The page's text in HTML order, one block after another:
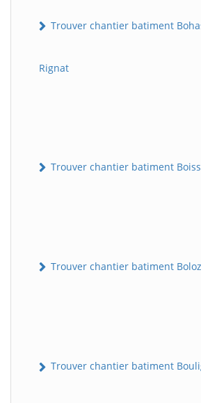
Trouver chantier batiment
Rignat
Trouver chantier batiment
Trouver chantier batiment
Trouver chantier batiment